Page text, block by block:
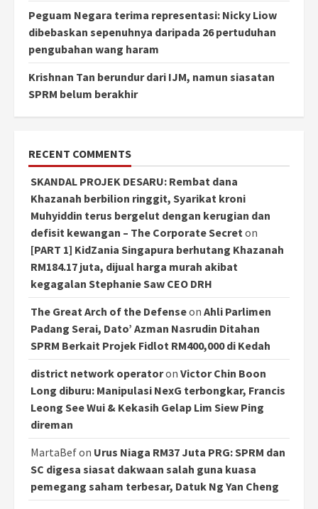
Peguam Negara terima representasi: Nicky Liow
dibebaskan sepenuhnya daripada 26 pertuduhan
pengubahan wang haram
Krishnan Tan berundur dari IJM, namun siasatan
SPRM belum berakhir
RECENT COMMENTS
SKANDAL PROJEK DESARU: Rembat dana
Khazanah berbilion ringgit, Syarikat kroni
Muhyiddin terus bergelut dengan kerugian dan
defisit kewangan – The Corporate Secreton
[PART 1] KidZania Singapura berhutang Khazanah
RM184.17 juta, dijual harga murah akibat
kegagalan Stephanie Saw CEO DRH
The Great Arch of the Defenseon Ahli Parlimen
Padang Serai, Dato’ Azman Nasrudin Ditahan
SPRM Berkait Projek Fidlot RM400,000 di Kedah
district network operatoron Victor Chin Boon
Long diburu: Manipulasi NexG terbongkar, Francis
Leong See Wui & Kekasih Gelap Lim Siew Ping
direman
MartaBefon Urus Niaga RM37 Juta PRG: SPRM dan
SC digesa siasat dakwaan salah guna kuasa
pemegang saham terbesar, Datuk Ng Yan Cheng